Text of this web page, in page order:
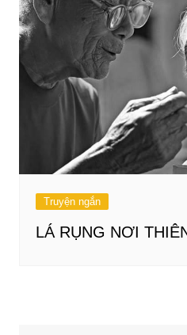
Truyện ngắn
LÁ RỤNG NƠI